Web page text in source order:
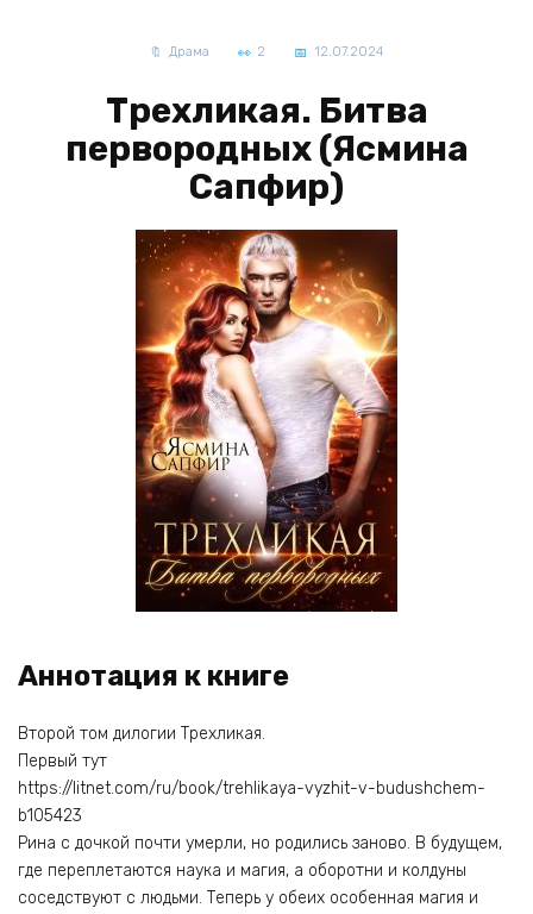
Драма 2 12.07.2024
Трехликая. Битва
первородных (Ясмина
Сапфир)
Аннотация к книге
Второй том дилогии Трехликая.
Первый тут
https://litnet.com/ru/book/trehlikaya-vyzhit-v-budushchem-
b105423
Рина с дочкой почти умерли, но родились заново. В будущем,
где переплетаются наука и магия, а оборотни и колдуны
соседствуют с людьми. Теперь у обеих особенная магия и